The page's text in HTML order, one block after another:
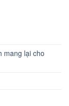
mang lại cho